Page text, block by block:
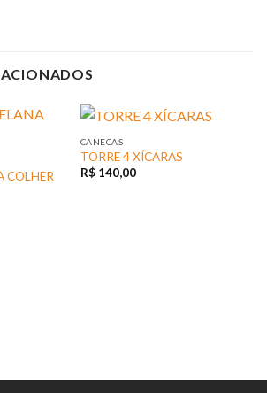
COLHER
CANECAS
TORRE 4 XÍCARAS
R$140,00